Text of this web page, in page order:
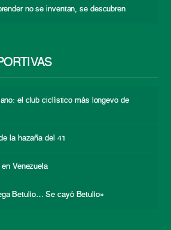
no se inventan, se descubren
el club ciclístico más longevo de
la hazaña del 41
Venezuela
Betulio… Se cayó Betulio»